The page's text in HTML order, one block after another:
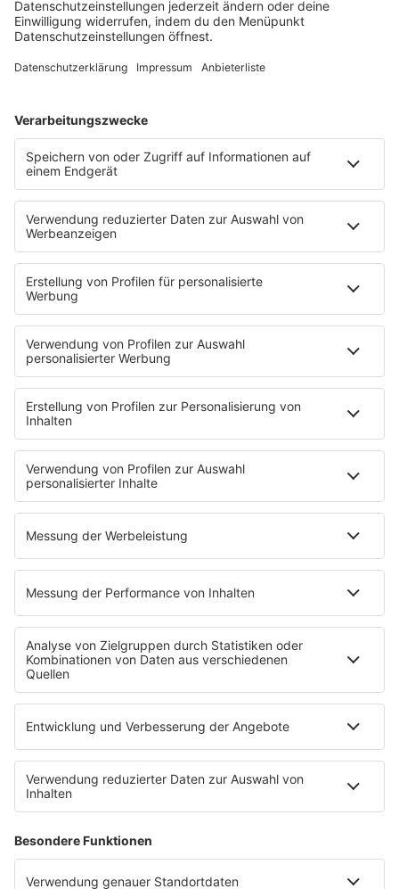
ROCK FM Baden-Württemberg
Im Stream von ROCK FM Baden-Württemberg
bekommst du genialen 80er90er Rock, die
aktuellsten Nachrichten, Staus und Blitzer aus
deiner Region.
MEHR LESEN
ROCK FM Nordrhein-Westfalen
Im Stream von ROCK FM Nordrhein-Westfalen
bekommst du genialen, 80er90er Rock, die
aktuellsten Nachrichten, Staus und Blitzer aus
deiner Region.